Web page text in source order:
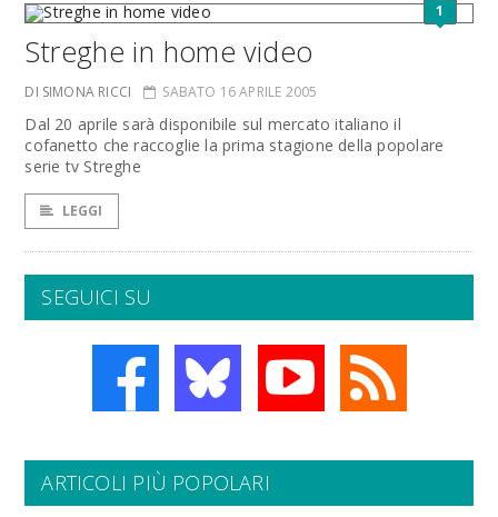
1
Streghe in home video
DI SIMONA RICCI SABATO 16 APRILE 2005
Dal 20 aprile sarà disponibile sul mercato italiano il
cofanetto che raccoglie la prima stagione della popolare
serie tv Streghe
LEGGI
SEGUICI SU
ARTICOLI PIÙ POPOLARI